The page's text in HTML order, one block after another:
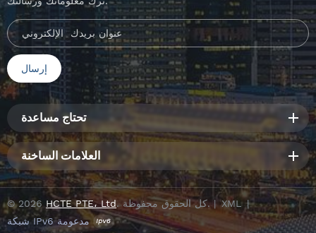
تحتاج مساعدة
العلامات الساخنة
© 2026 HCTE PTE، Ltd . كل الحقوق محفوظة. | XML
|
شبكة IPv6 مدعومة